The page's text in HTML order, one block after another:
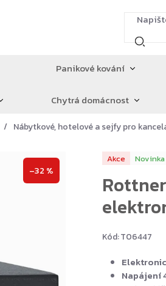
Panikové kování
Chytrá domácnost
Nábytkové, hotelové a sejfy pro
Akce Novinka
Kód:T06447
–32 %
Napájení